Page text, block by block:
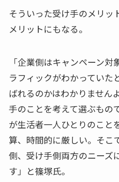
そういった受け手のメリッ
メリットにもなる。
「企業側はキャンペーン
ラフィックがわかっていた
ばれるのかはわかりません
手のことを考えて選ぶもの
が生活者一人ひとりのこと
算、時間的に厳しい。そこ
側、受け手側両方のニーズ
す」と篠塚氏。